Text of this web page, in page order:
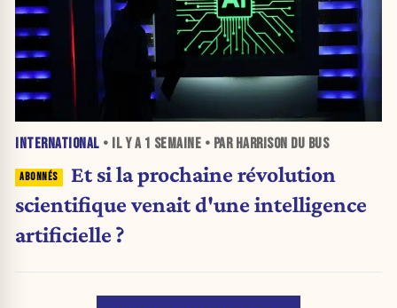
INTERNATIONAL • IL Y A 1 SEMAINE • PAR HARRISON DU BUS
Et si la prochaine révolution
scientifique venait d'une intelligence
artificielle ?